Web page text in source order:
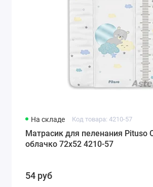
На складе Код товара: 4210-57
Матрасик для пеленания Pituso
облачко 72х52 4210-57
54 руб